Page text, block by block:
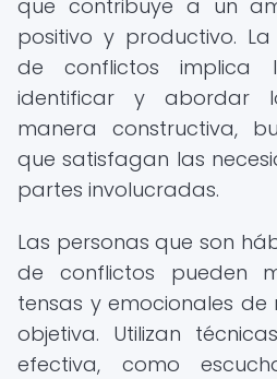
que contribuye a un
positivo y productivo.
de conflictos implica
identificar y abordar
manera constructiva,
que satisfagan las
partes involucradas.
Las personas que son
de conflictos pueden
tensas y emocionales
objetiva. Utilizan
efectiva, como